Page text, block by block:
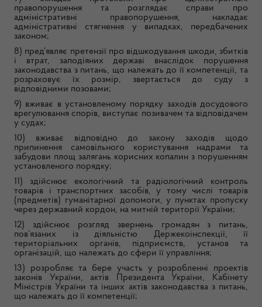
правопорушення та розглядає справи про
адміністративні правопорушення, накладає
адміністративні стягнення у випадках, передбачених
законом;
8) пред’являє претензії про відшкодування шкоди, збитків
і втрат, заподіяних державі внаслідок порушення
законодавства з питань, що належать до її компетенції, та
розраховує їх розмір, звертається до суду з
відповідними позовами;
9) вживає в установленому порядку заходів досудового
врегулювання спорів, виступає позивачем та відповідачем
у судах;
10) вживає відповідно до закону заходів щодо
припинення самовільного користування надрами та
забудови площ залягань корисних копалин з порушенням
установленого порядку;
11) здійснює екологічний та радіологічний контроль
товарів і транспортних засобів, у тому числі товарів
(предметів) гуманітарної допомоги, у пунктах пропуску
через державний кордон, на митній території України;
12) здійснює розгляд звернень громадян з питань,
пов’язаних із діяльністю Держекоінспекції, її
територіальних органів, підприємств, установ та
організацій, що належать до сфери її управління;
13) розробляє та бере участь у розробленні проектів
законів України, актів Президента України, Кабінету
Міністрів України та інших актів законодавства з питань,
що належать до її компетенції;